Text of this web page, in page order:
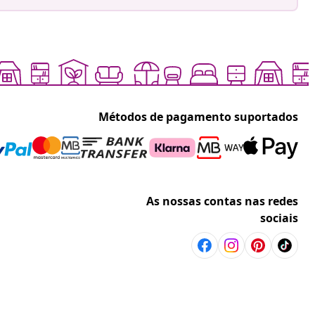
Métodos de pagamento suportados
As nossas contas nas redes
sociais